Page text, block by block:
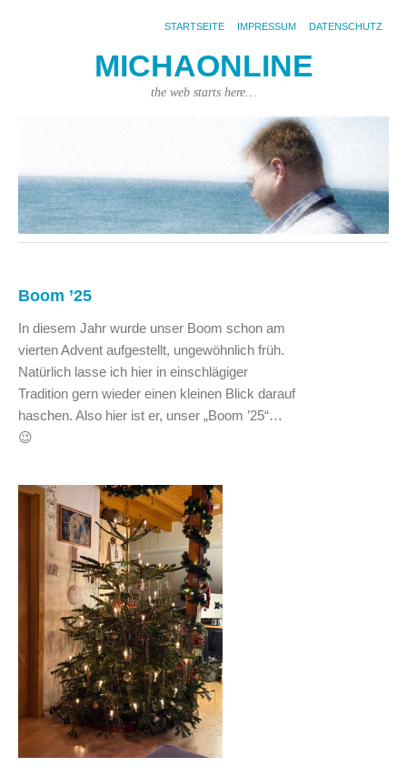
STARTSEITE IMPRESSUM DATENSCHUTZ
MICHAONLINE
the web starts here…
Boom ’25
In diesem Jahr wurde unser Boom schon am
vierten Advent aufgestellt, ungewöhnlich früh.
Natürlich lasse ich hier in einschlägiger
Tradition gern wieder einen kleinen Blick darauf
haschen. Also hier ist er, unser „Boom ’25“…
😉